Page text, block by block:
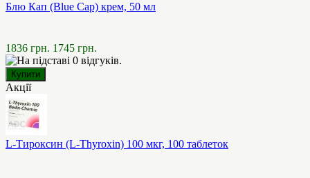
Блю Кап (Blue Cap) крем, 50 мл
1836 грн. 1745 грн.
Акції
L-Тироксин (L-Thyroxin) 100 мкг, 100 таблеток